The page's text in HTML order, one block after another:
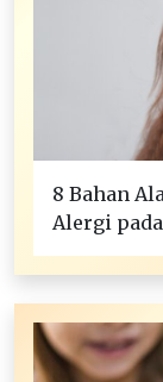
8 Bahan
Alergi